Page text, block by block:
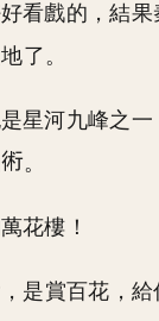
看戲的，結
了。
星河九峰之一
。
花樓！
是賞百花，